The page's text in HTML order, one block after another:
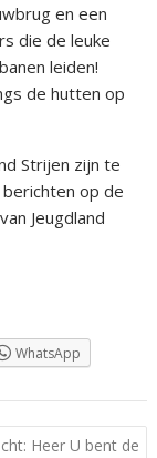
en een
die de leuke
leiden!
de hutten op
Strijen zijn te
op de
Jeugdland
WhatsApp
Heer U bent de